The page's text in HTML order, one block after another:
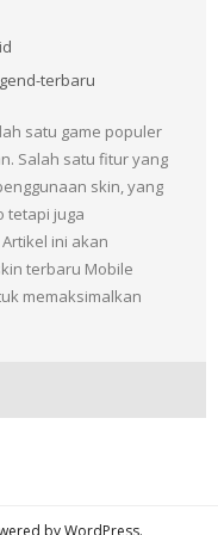
terbaru
satu game populer
Salah satu fitur yang
skin, yang
tetapi juga
ini akan
terbaru Mobile
memaksimalkan
byWordPress.